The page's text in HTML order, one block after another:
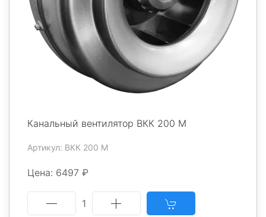
Канальный вентилятор ВКК 200 М
Артикул: ВКК 200 М
Цена: 6497 ₽
1